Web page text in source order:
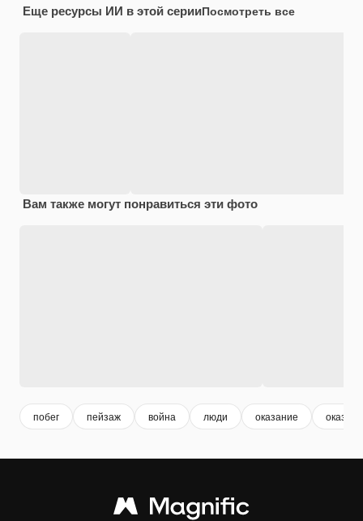
Еще ресурсы ИИ в этой серииПосмотреть все
Вам также могут понравиться эти фото
побег пейзаж война люди оказание